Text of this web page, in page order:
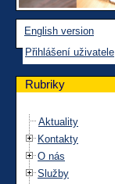
English version
Přihlášení uživatele
Rubriky
Aktuality
Kontakty
O nás
Služby